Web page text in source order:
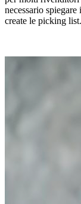
necessario
create le picking list.